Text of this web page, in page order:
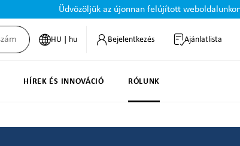
Üdvözöljük az újonnan felújított
HU | hu Bejelentkezés Ajánlatlista
HÍREK ÉS INNOVÁCIÓ RÓLUNK